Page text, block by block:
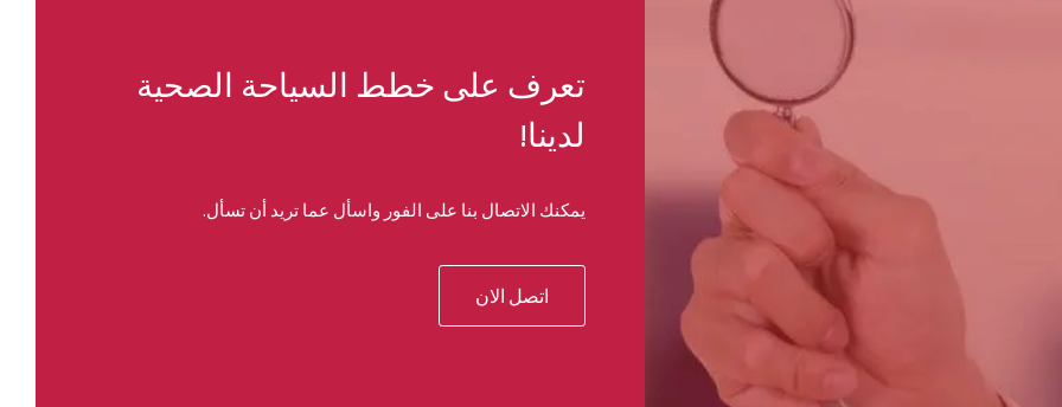
تعرف على خطط السياحة الصحية
لدينا!
يمكنك الاتصال بنا على الفور واسأل عما تريد أن تسأل.
اتصل الان